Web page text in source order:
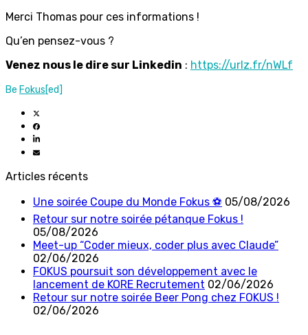
Merci Thomas pour ces informations !
Qu’en pensez-vous ?
Venez nous le dire sur Linkedin : https://urlz.fr/nWLf
Be Fokus[ed]
Articles récents
Une soirée Coupe du Monde Fokus ⚽ 05/08/2026
Retour sur notre soirée pétanque Fokus !
05/08/2026
Meet-up “Coder mieux, coder plus avec Claude”
02/06/2026
FOKUS poursuit son développement avec le
lancement de KORE Recrutement 02/06/2026
Retour sur notre soirée Beer Pong chez FOKUS !
02/06/2026